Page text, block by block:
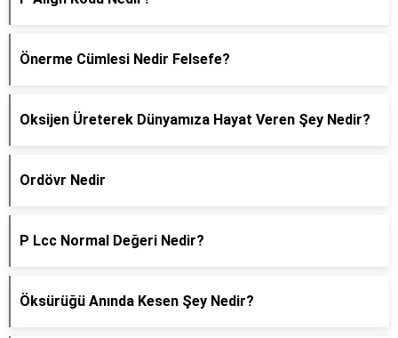
Önerme Cümlesi Nedir Felsefe?
Oksijen Üreterek Dünyamıza Hayat Veren Şey Nedir?
Ordövr Nedir
P Lcc Normal Değeri Nedir?
Öksürüğü Anında Kesen Şey Nedir?